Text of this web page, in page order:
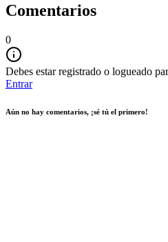
Comentarios
0
Debes estar registrado o logueado
Entrar
Aún no hay comentarios, ¡sé tú el primero!